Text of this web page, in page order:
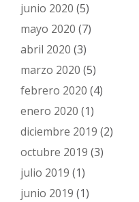
junio 2020 (5)
mayo 2020 (7)
abril 2020 (3)
marzo 2020 (5)
febrero 2020 (4)
enero 2020 (1)
diciembre 2019 (2)
octubre 2019 (3)
julio 2019 (1)
junio 2019 (1)